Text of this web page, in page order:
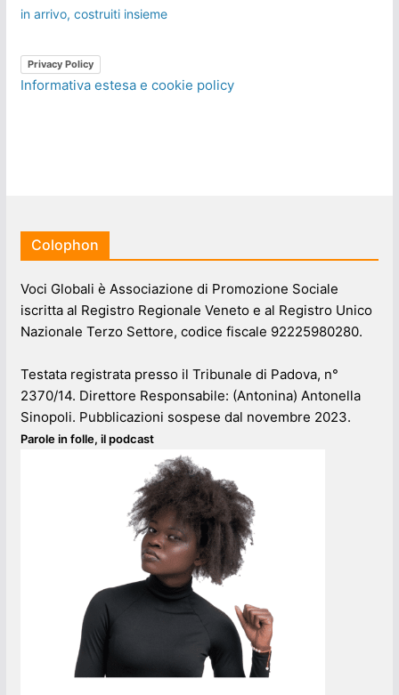
in arrivo, costruiti insieme
Privacy Policy
Informativa estesa e cookie policy
Colophon
Voci Globali è Associazione di Promozione Sociale
iscritta al Registro Regionale Veneto e al Registro Unico
Nazionale Terzo Settore, codice fiscale 92225980280.
Testata registrata presso il Tribunale di Padova, n°
2370/14. Direttore Responsabile: (Antonina) Antonella
Sinopoli. Pubblicazioni sospese dal novembre 2023.
Parole in folle, il podcast